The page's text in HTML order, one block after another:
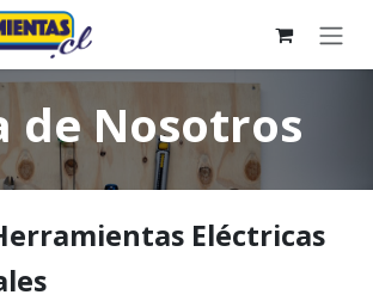
de Nosotros
Eléctricas